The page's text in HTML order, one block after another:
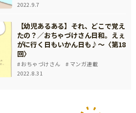
2022.9.7
【幼児あるある】それ、どこで覚え
たの？／おちゃづけさん日和。えぇ
がに行く日もいかん日も♪～〈第18
回〉
おちゃづけさん
マンガ連載
2022.8.31